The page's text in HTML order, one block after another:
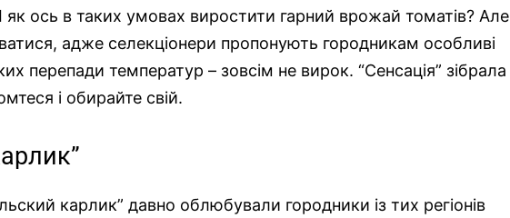
як ось в таких умовах виростити гарний врожай томатів? Але
адже селекціонери пропонують городникам особливі
перепади температур – зовсім не вирок. “Сенсація” зібрала
і обирайте свій.
карлик” давно облюбували городники із тих регіонів